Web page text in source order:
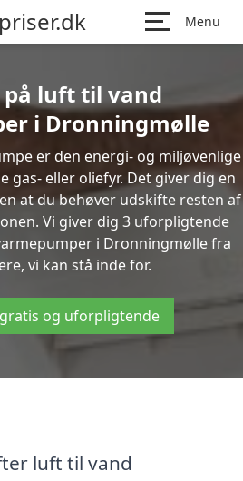
Menu
luft til vand
i Dronningmølle
er den energi- og miljøvenlige
gas- eller oliefyr. Det giver dig en
at du behøver udskifte resten af
Vi giver dig 3 uforpligtende
i Dronningmølle fra
vi kan stå inde for.
og uforpligtende
luft til vand